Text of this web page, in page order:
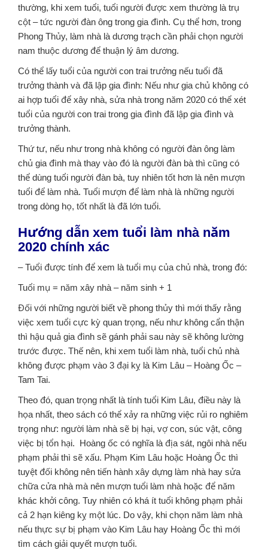
thường, khi xem tuổi, tuổi người được xem thường là trụ
cột – tức người đàn ông trong gia đình. Cụ thể hơn, trong
Phong Thủy, làm nhà là dương trạch cần phải chọn người
nam thuộc dương để thuận lý âm dương.
Có thể lấy tuổi của người con trai trưởng nếu tuổi đã
trưởng thành và đã lập gia đình: Nếu như gia chủ không có
ai hợp tuổi để xây nhà, sửa nhà trong năm 2020 có thể xét
tuổi của người con trai trong gia đình đã lập gia đình và
trưởng thành.
Thứ tư, nếu như trong nhà không có người đàn ông làm
chủ gia đình mà thay vào đó là người đàn bà thì cũng có
thể dùng tuổi người đàn bà, tuy nhiên tốt hơn là nên mượn
tuổi để làm nhà. Tuổi mượn để làm nhà là những người
trong dòng họ, tốt nhất là đã lớn tuổi.
Hướng dẫn xem tuổi làm nhà năm
2020 chính xác
– Tuổi được tính để xem là tuổi mụ của chủ nhà, trong đó:
Tuổi mụ = năm xây nhà – năm sinh + 1
Đối với những người biết về phong thủy thì mới thấy rằng
việc xem tuổi cực kỳ quan trọng, nếu như không cẩn thận
thì hậu quả gia đình sẽ gánh phải sau này sẽ không lường
trước được. Thế nên, khi xem tuổi làm nhà, tuổi chủ nhà
không được phạm vào 3 đại kỵ là Kim Lâu – Hoàng Ốc –
Tam Tai.
Theo đó, quan trọng nhất là tính tuổi Kim Lâu, điều này là
họa nhất, theo sách có thể xảy ra những việc rủi ro nghiêm
trọng như: người làm nhà sẽ bị hại, vợ con, súc vật, công
việc bị tổn hại. Hoàng ốc có nghĩa là địa sát, ngôi nhà nếu
phạm phải thì sẽ xấu. Phạm Kim Lâu hoặc Hoàng Ốc thì
tuyệt đối không nên tiến hành xây dựng làm nhà hay sửa
chữa cửa nhà mà nên mượn tuổi làm nhà hoặc để năm
khác khởi công. Tuy nhiên có khá ít tuổi không phạm phải
cả 2 hạn kiêng kỵ một lúc. Do vậy, khi chọn năm làm nhà
nếu thực sự bị phạm vào Kim Lâu hay Hoàng Ốc thì mới
tìm cách giải quyết mượn tuổi.